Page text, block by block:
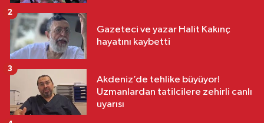
Gazeteci ve yazar Halit Kakınç
hayatını kaybetti
2
Akdeniz’de tehlike büyüyor!
Uzmanlardan tatilcilere zehirli canlı
uyarısı
3